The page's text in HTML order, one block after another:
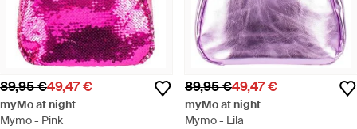
89,95 €49,47 €
myMo at night
Mymo - Pink
89,95 €49,47 €
myMo at night
Mymo - Lila